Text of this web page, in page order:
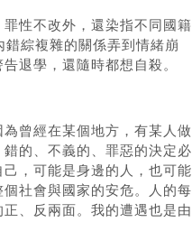
性不改外，還染指不同國籍
綜複雜的關係弄到情緒崩
退學，還隨時都想自殺。
曾經在某個地方，有某人做
的、不義的、罪惡的決定必
，可能是身邊的人，也可能
社會與國家的安危。人的每
、反兩面。我的遭遇也是由